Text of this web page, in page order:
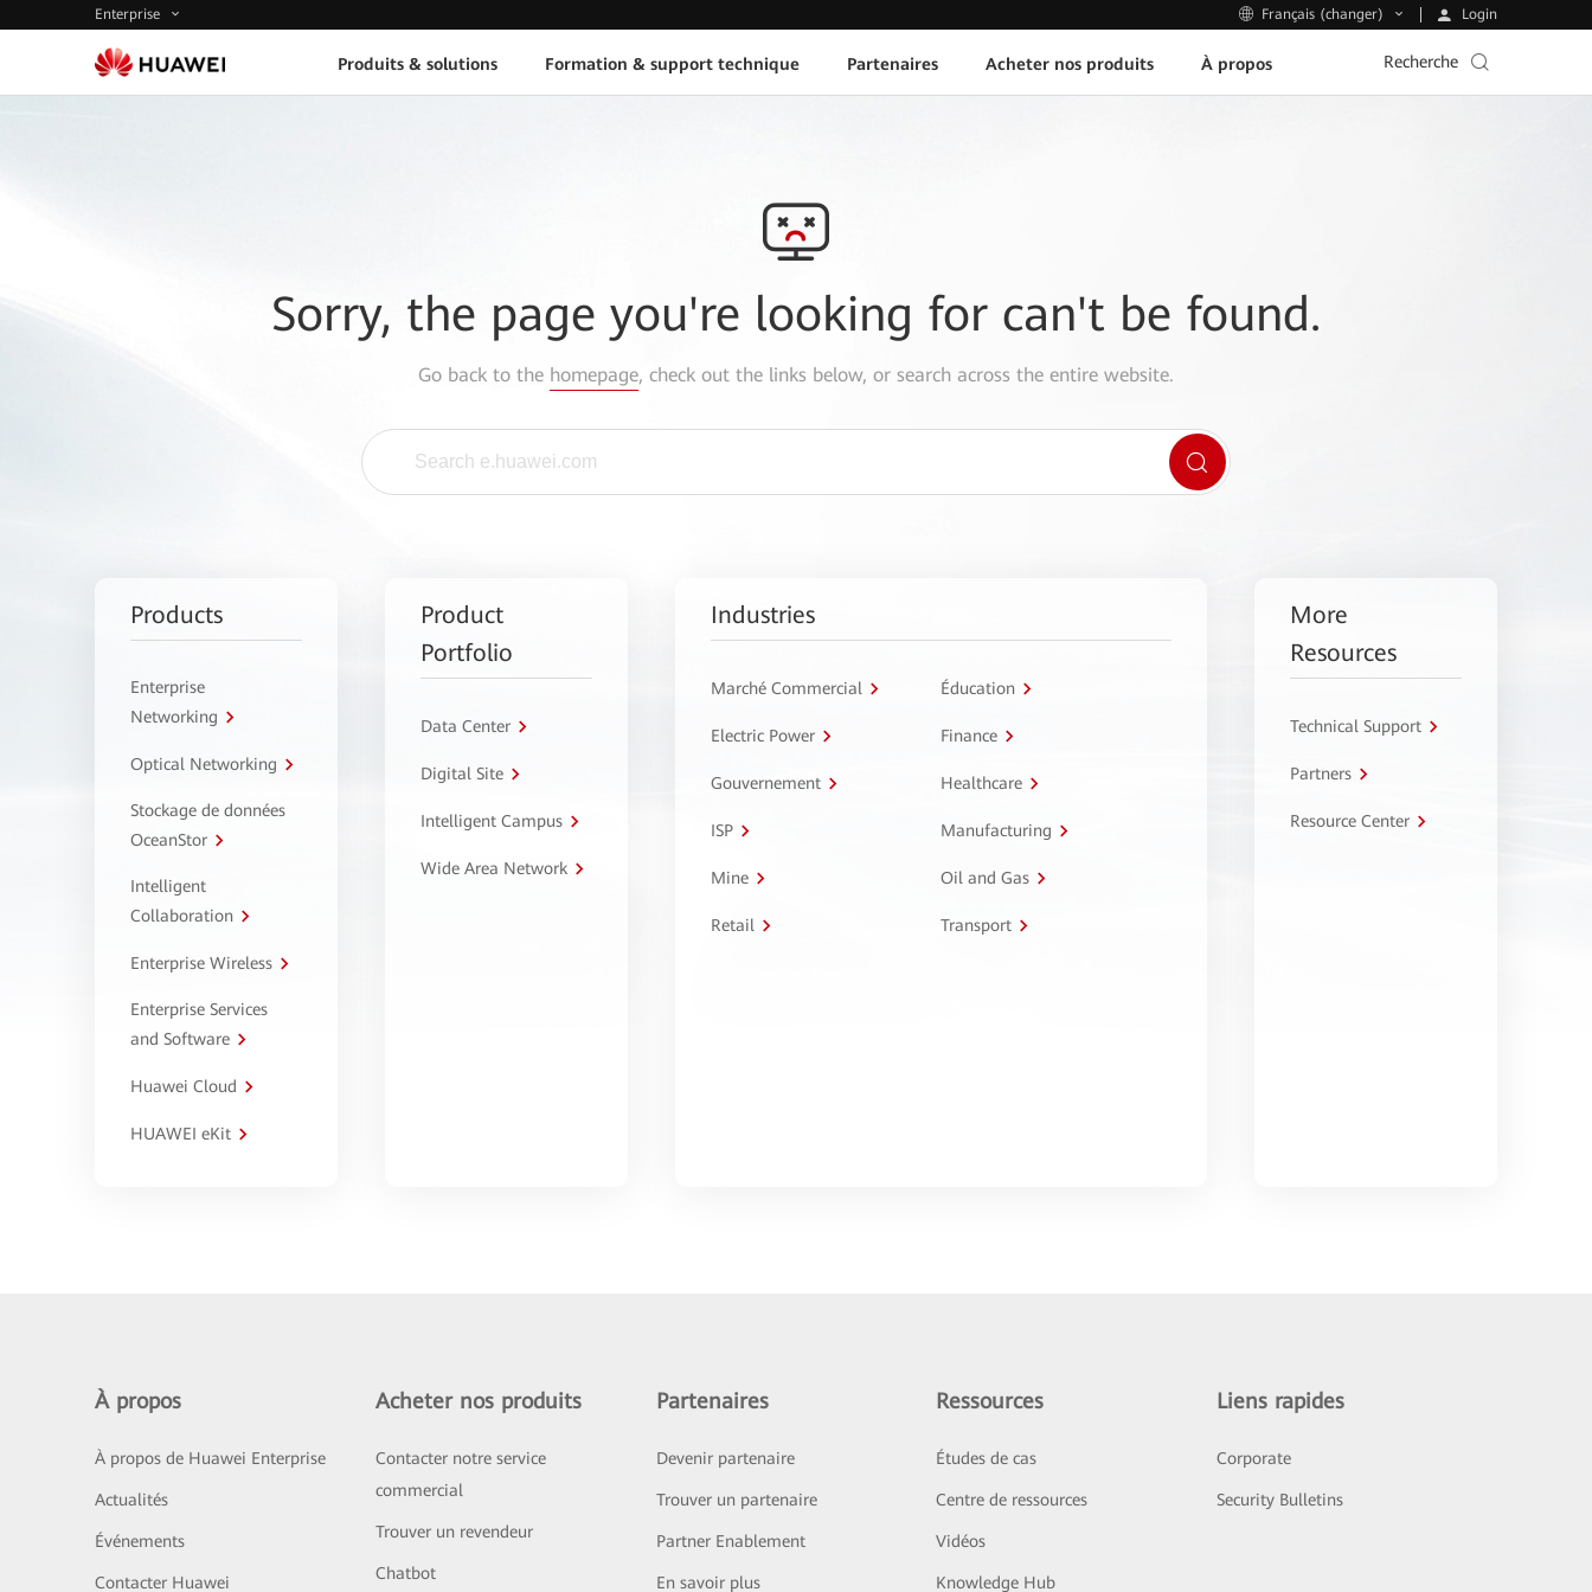
Enterprise Français (changer) Login
Produits & solutions Formation & support technique Partenaires Acheter nos produits À propos Recherche
Sorry, the page you're looking for can't be found.
Go back to the homepage, check out the links below, or search across the entire website.
Products
Enterprise
Networking
Optical Networking
Stockage de données
OceanStor
Intelligent
Collaboration
Enterprise Wireless
Enterprise Services
and Software
Huawei Cloud
HUAWEI eKit
Product
Portfolio
Data Center
Digital Site
Intelligent Campus
Wide Area Network
Industries
Marché Commercial Éducation
Electric Power Finance
Gouvernement Healthcare
ISP Manufacturing
Mine Oil and Gas
Retail Transport
More
Resources
Technical Support
Partners
Resource Center
À propos
À propos de Huawei Enterprise
Actualités
Événements
Contacter Huawei
Acheter nos produits
Contacter notre service
commercial
Trouver un revendeur
Chatbot
Partenaires
Devenir partenaire
Trouver un partenaire
Partner Enablement
En savoir plus
Ressources
Études de cas
Centre de ressources
Vidéos
Knowledge Hub
Liens rapides
Corporate
Security Bulletins